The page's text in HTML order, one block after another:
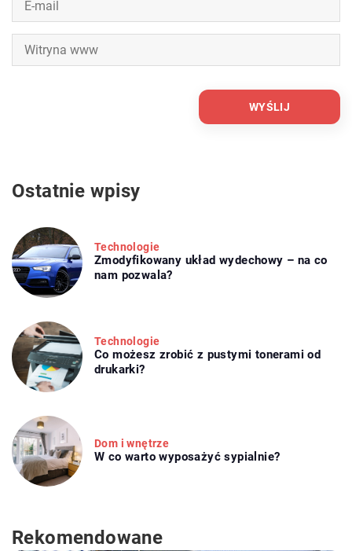
Ostatnie wpisy
Technologie
Zmodyfikowany układ wydechowy – na co
nam pozwala?
Technologie
Co możesz zrobić z pustymi tonerami od
drukarki?
Dom i wnętrze
W co warto wyposażyć sypialnie?
Rekomendowane